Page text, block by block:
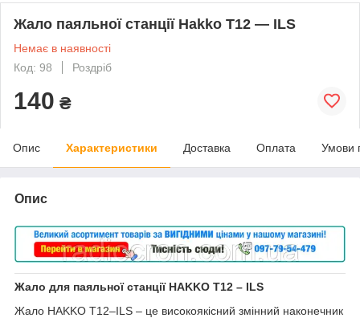
Жало паяльної станції Hakko T12 — ILS
Немає в наявності
Код: 98
Роздріб
140 ₴
Опис Характеристики Доставка Оплата Умови
Опис
Жало для паяльної станції HAKKO T12 – ILS
Жало HAKKO T12–ILS – це високоякісний змінний наконечник